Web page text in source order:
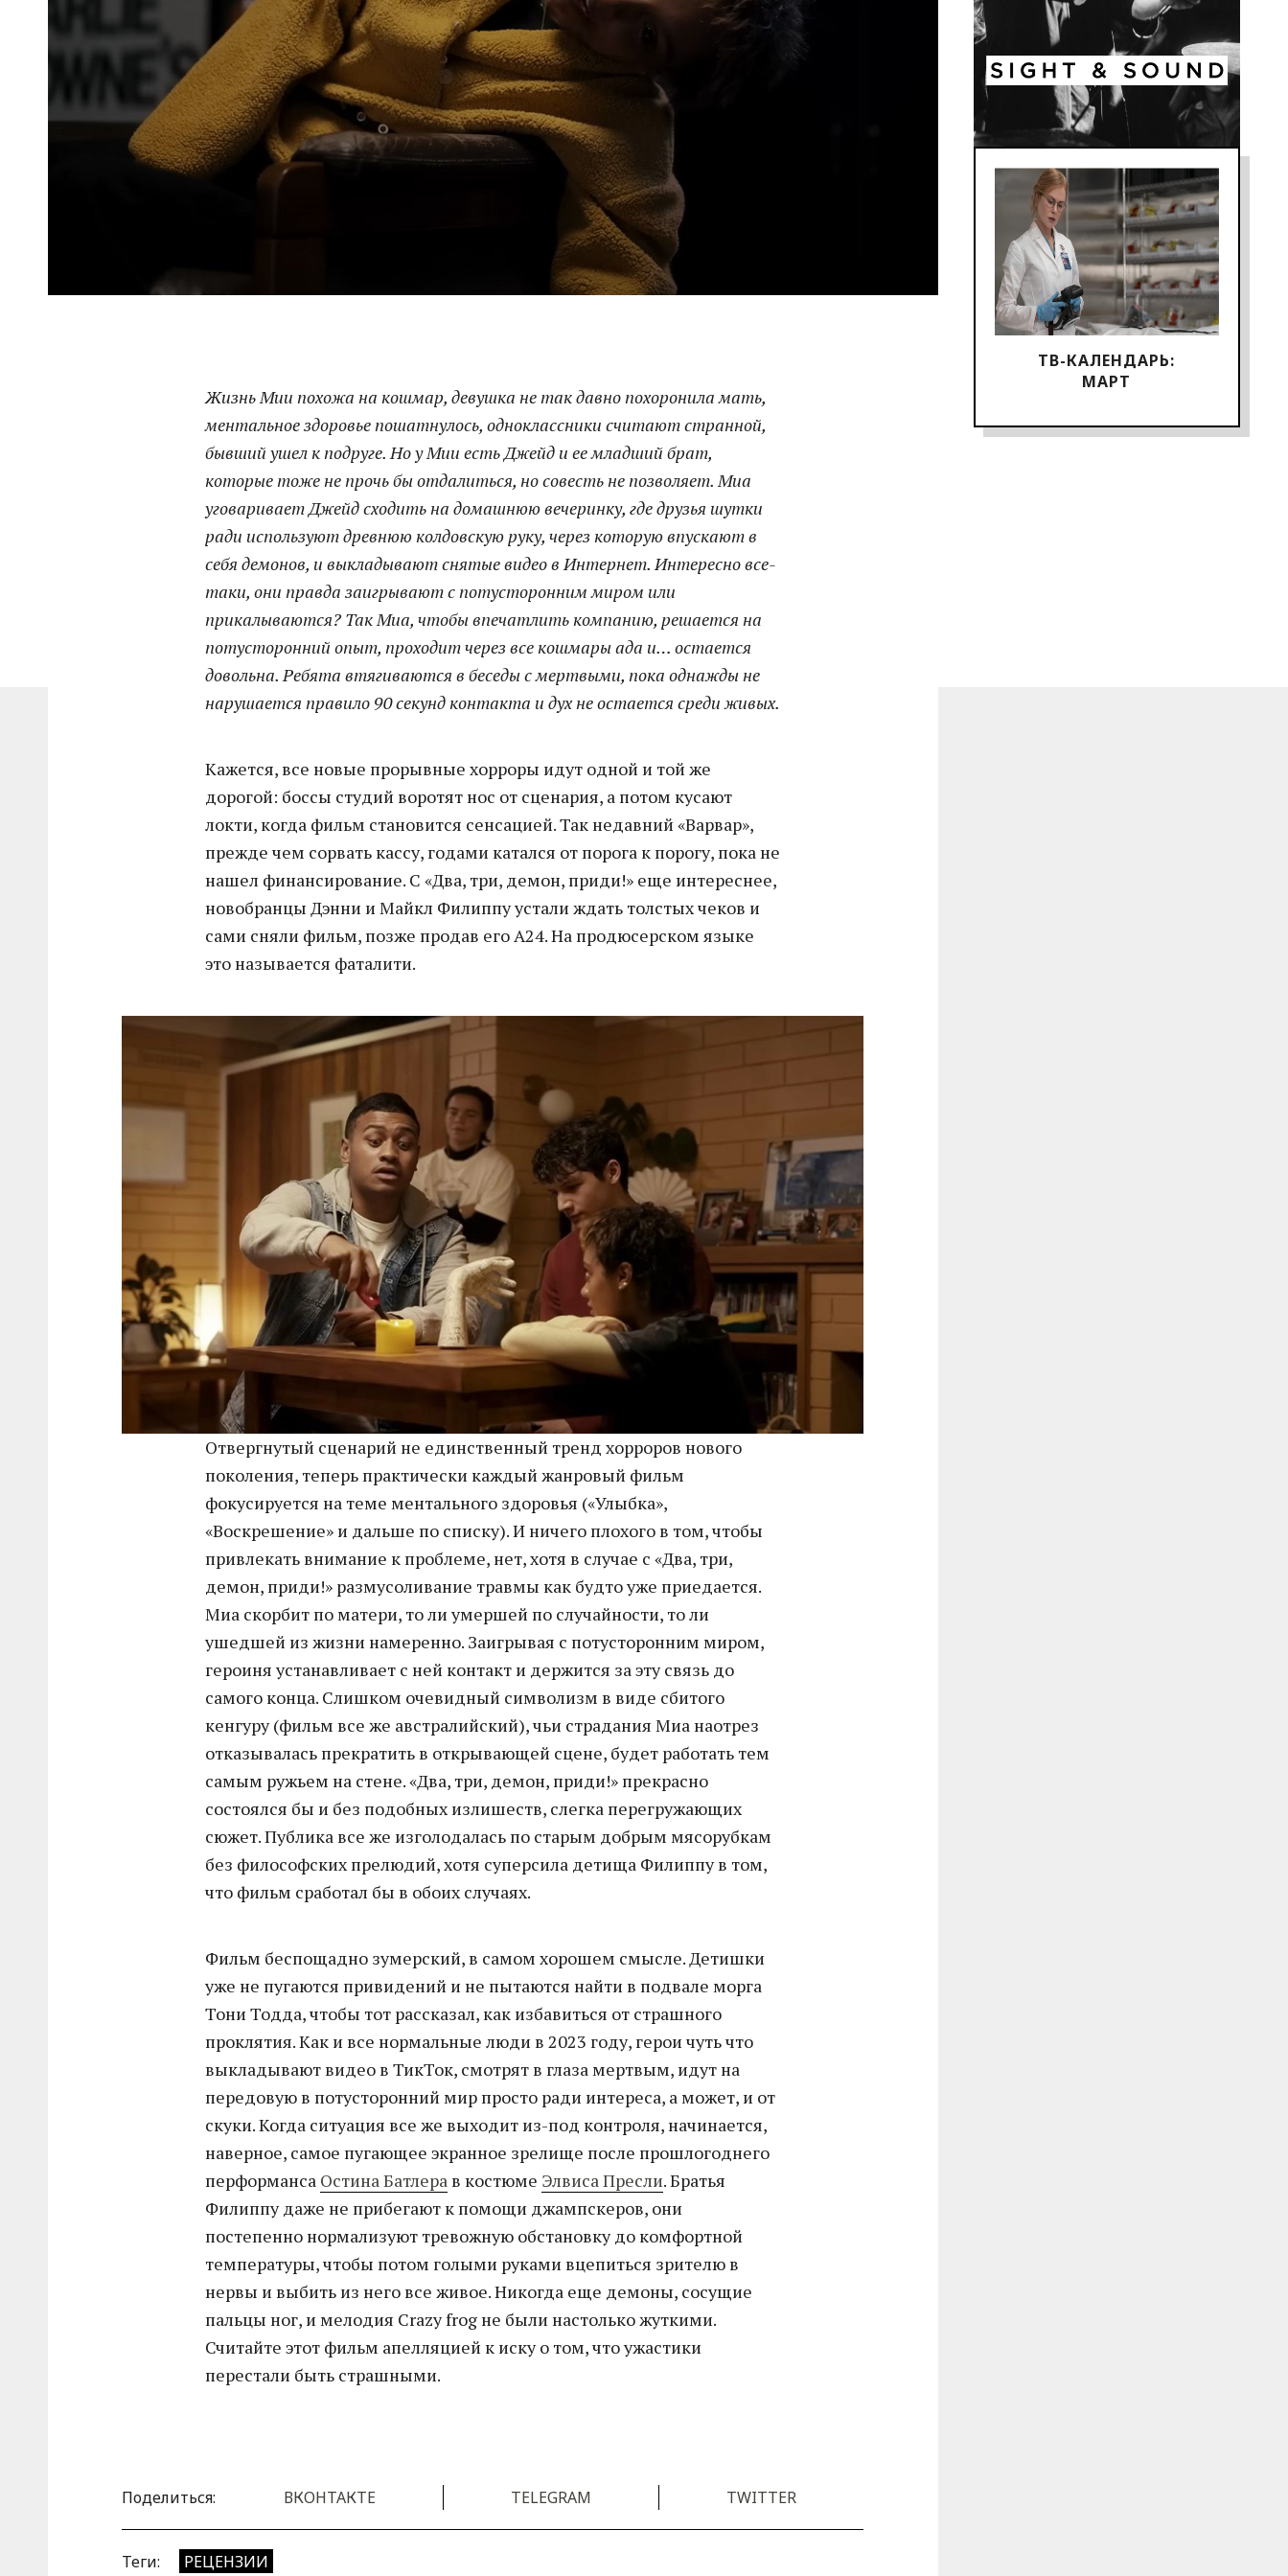
ТВ-КАЛЕНДАРЬ:
МАРТ
Жизнь Мии похожа на кошмар, девушка не так давно похоронила мать,
ментальное здоровье пошатнулось, одноклассники считают странной,
бывший ушел к подруге. Но у Мии есть Джейд и ее младший брат,
которые тоже не прочь бы отдалиться, но совесть не позволяет. Миа
уговаривает Джейд сходить на домашнюю вечеринку, где друзья шутки
ради используют древнюю колдовскую руку, через которую впускают в
себя демонов, и выкладывают снятые видео в Интернет. Интересно все-
таки, они правда заигрывают с потусторонним миром или
прикалываются? Так Миа, чтобы впечатлить компанию, решается на
потусторонний опыт, проходит через все кошмары ада и… остается
довольна. Ребята втягиваются в беседы с мертвыми, пока однажды не
нарушается правило 90 секунд контакта и дух не остается среди живых.
Кажется, все новые прорывные хорроры идут одной и той же
дорогой: боссы студий воротят нос от сценария, а потом кусают
локти, когда фильм становится сенсацией. Так недавний «Варвар»,
прежде чем сорвать кассу, годами катался от порога к порогу, пока не
нашел финансирование. С «Два, три, демон, приди!» еще интереснее,
новобранцы Дэнни и Майкл Филиппу устали ждать толстых чеков и
сами сняли фильм, позже продав его А24. На продюсерском языке
это называется фаталити.
Отвергнутый сценарий не единственный тренд хорроров нового
поколения, теперь практически каждый жанровый фильм
фокусируется на теме ментального здоровья («Улыбка»,
«Воскрешение» и дальше по списку). И ничего плохого в том, чтобы
привлекать внимание к проблеме, нет, хотя в случае с «Два, три,
демон, приди!» размусоливание травмы как будто уже приедается.
Миа скорбит по матери, то ли умершей по случайности, то ли
ушедшей из жизни намеренно. Заигрывая с потусторонним миром,
героиня устанавливает с ней контакт и держится за эту связь до
самого конца. Слишком очевидный символизм в виде сбитого
кенгуру (фильм все же австралийский), чьи страдания Миа наотрез
отказывалась прекратить в открывающей сцене, будет работать тем
самым ружьем на стене. «Два, три, демон, приди!» прекрасно
состоялся бы и без подобных излишеств, слегка перегружающих
сюжет. Публика все же изголодалась по старым добрым мясорубкам
без философских прелюдий, хотя суперсила детища Филиппу в том,
что фильм сработал бы в обоих случаях.
Фильм беспощадно зумерский, в самом хорошем смысле. Детишки
уже не пугаются привидений и не пытаются найти в подвале морга
Тони Тодда, чтобы тот рассказал, как избавиться от страшного
проклятия. Как и все нормальные люди в 2023 году, герои чуть что
выкладывают видео в ТикТок, смотрят в глаза мертвым, идут на
передовую в потусторонний мир просто ради интереса, а может, и от
скуки. Когда ситуация все же выходит из-под контроля, начинается,
наверное, самое пугающее экранное зрелище после прошлогоднего
перформанса Остина Батлера в костюме Элвиса Пресли. Братья
Филиппу даже не прибегают к помощи джампскеров, они
постепенно нормализуют тревожную обстановку до комфортной
температуры, чтобы потом голыми руками вцепиться зрителю в
нервы и выбить из него все живое. Никогда еще демоны, сосущие
пальцы ног, и мелодия Crazy frog не были настолько жуткими.
Считайте этот фильм апелляцией к иску о том, что ужастики
перестали быть страшными.
Поделиться: ВКОНТАКТЕ TELEGRAM TWITTER
Теги: РЕЦЕНЗИИ